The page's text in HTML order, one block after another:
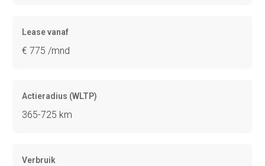
Lease vanaf
€ 775 /mnd
Actieradius (WLTP)
365-725 km
Verbruik